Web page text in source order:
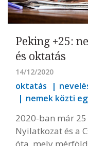
Peking +25:
és oktatás
14/12/2020
oktatás
nemek közti
2020-ban már
Nyilatkozat és a